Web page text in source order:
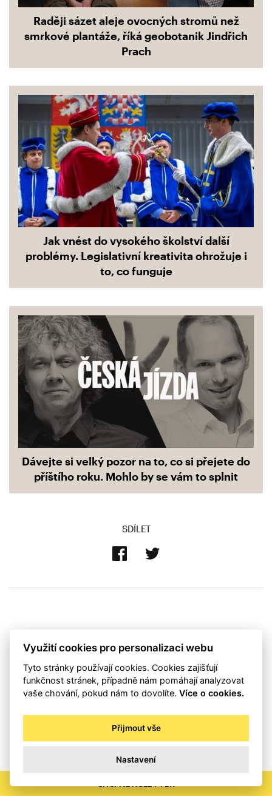
Raději sázet aleje ovocných stromů než
smrkové plantáže, říká geobotanik Jindřich
Prach
Jak vnést do vysokého školství další
problémy. Legislativní kreativita ohrožuje i
to, co funguje
Dávejte si velký pozor na to, co si přejete do
příštího roku. Mohlo by se vám to splnit
SDÍLET
Nepodařilo se načíst komentáře.
Využití cookies pro personalizaci webu
Tyto stránky používají cookies. Cookies zajišťují
funkčnost stránek, případně nám pomáhají analyzovat
vaše chování, pokud nám to dovolíte.Více o cookies.
Přijmout vše
Nastavení
CHCI NEWSLETTER